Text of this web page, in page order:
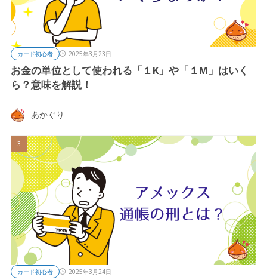
カード初心者 2025年3月23日
お金の単位として使われる「１K」や「１M」はいく
ら？意味を解説！
あかぐり
カード初心者 2025年3月24日